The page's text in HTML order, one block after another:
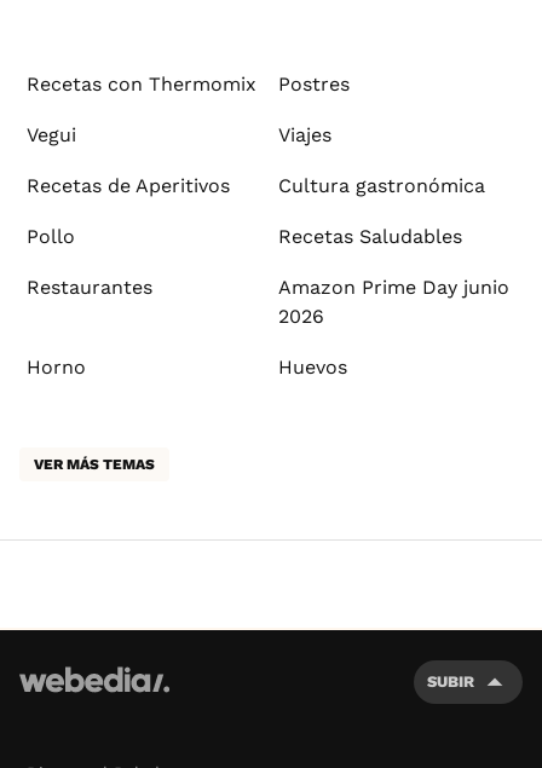
Recetas con Thermomix Postres
Vegui Viajes
Recetas de Aperitivos Cultura gastronómica
Pollo Recetas Saludables
Restaurantes
Amazon Prime Day junio
2026
Horno Huevos
VER MÁS TEMAS
SUBIR